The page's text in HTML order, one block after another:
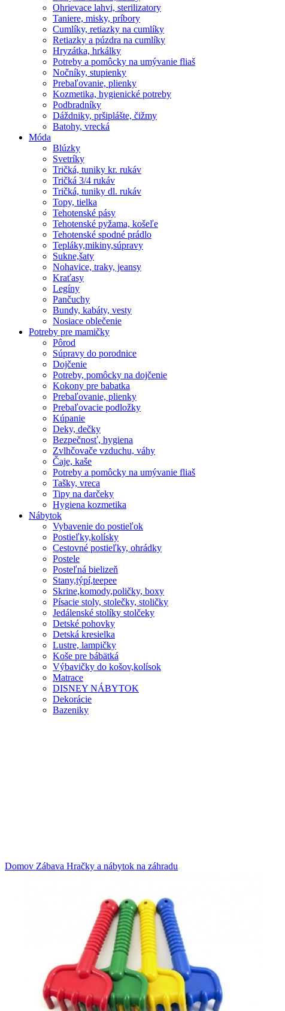
Ohrievace lahvi, sterilizatory
Taniere, misky, príbory
Cumlíky, retiazky na cumlíky
Retiazky a púzdra na cumlíky
Hryzátka, hrkálky
Potreby a pomôcky na umývanie fliaš
Nočníky, stupienky
Prebaľovanie, plienky
Kozmetika, hygienické potreby
Podbradníky
Dáždniky, pršiplášte, čižmy
Batohy, vrecká
Móda
Blúzky
Svetríky
Tričká, tuniky kr. rukáv
Tričká 3/4 rukáv
Tričká, tuniky dl. rukáv
Topy, tielka
Tehotenské pásy
Tehotenské pyžama, košeľe
Tehotenské spodné prádlo
Tepláky,mikiny,súpravy
Sukne,šaty
Nohavice, traky, jeansy
Kraťasy
Legíny
Pančuchy
Bundy, kabáty, vesty
Nosiace oblečenie
Potreby pre mamičky
Pôrod
Súpravy do porodnice
Dojčenie
Potreby, pomôcky na dojčenie
Kokony pre babatka
Prebaľovanie, plienky
Prebaľovacie podložky
Kúpanie
Deky, dečky
Bezpečnosť, hygiena
Zvlhčovače vzduchu, váhy
Čaje, kaše
Potreby a pomôcky na umývanie fliaš
Tašky, vreca
Tipy na darčeky
Hygiena kozmetika
Nábytok
Vybavenie do postieľok
Postieľky,kolísky
Cestovné postieľky, ohrádky
Postele
Posteľná bielizeň
Stany,týpí,teepee
Skrine,komody,poličky, boxy
Písacie stoly, stolečky, stoličky
Jedálenské stolíky stolčeky
Detské pohovky
Detská kresielka
Lustre, lampičky
Koše pre bábätká
Výbavičky do košov,kolísok
Matrace
DISNEY NÁBYTOK
Dekorácie
Bazeniky
Domov Zábava Hračky a nábytok na záhradu